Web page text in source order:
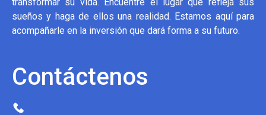
sueños y haga de ellos una realidad. Estamos aquí para
acompañarle en la inversión que dará forma a su futuro.
Contáctenos